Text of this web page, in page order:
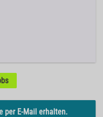
per E-Mail erhalten.